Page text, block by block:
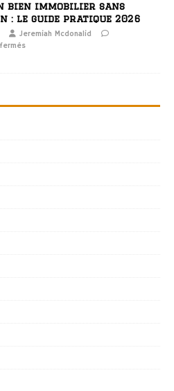
bien immobilier sans
: le guide pratique 2026
Jeremiah Mcdonalid